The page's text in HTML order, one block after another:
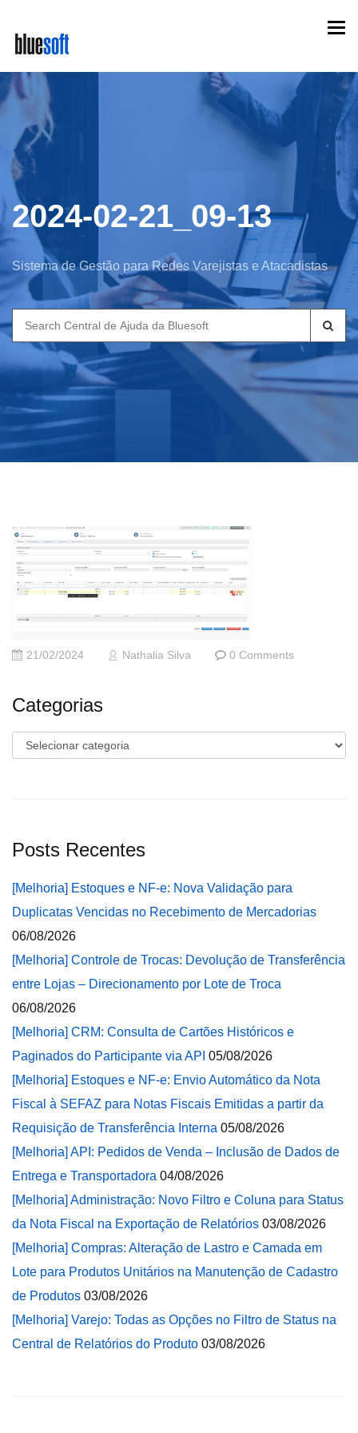
main
content
2024-02-21_09-13
Sistema de Gestão para Redes Varejistas e Atacadistas
Search
for:
21/02/2024 Nathalia Silva 0 Comments
Categorias
Categorias
Posts Recentes
[Melhoria] Estoques e NF-e: Nova Validação para
Duplicatas Vencidas no Recebimento de Mercadorias
06/08/2026
[Melhoria] Controle de Trocas: Devolução de Transferência
entre Lojas – Direcionamento por Lote de Troca
06/08/2026
[Melhoria] CRM: Consulta de Cartões Históricos e
Paginados do Participante via API 05/08/2026
[Melhoria] Estoques e NF-e: Envio Automático da Nota
Fiscal à SEFAZ para Notas Fiscais Emitidas a partir da
Requisição de Transferência Interna 05/08/2026
[Melhoria] API: Pedidos de Venda – Inclusão de Dados de
Entrega e Transportadora 04/08/2026
[Melhoria] Administração: Novo Filtro e Coluna para Status
da Nota Fiscal na Exportação de Relatórios 03/08/2026
[Melhoria] Compras: Alteração de Lastro e Camada em
Lote para Produtos Unitários na Manutenção de Cadastro
de Produtos 03/08/2026
[Melhoria] Varejo: Todas as Opções no Filtro de Status na
Central de Relatórios do Produto 03/08/2026